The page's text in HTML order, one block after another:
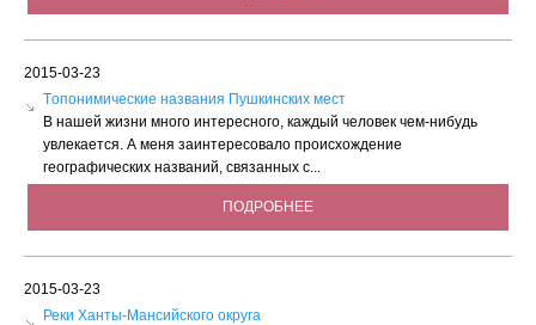
2015-03-23
Tопонимические названия Пушкинских мест
В нашей жизни много интересного, каждый человек чем-нибудь
увлекается. А меня заинтересовало происхождение
географических названий, связанных с...
ПОДРОБНЕЕ
2015-03-23
Реки Ханты-Мансийского округа